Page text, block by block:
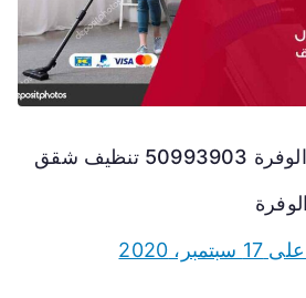
تنظيف منازل مزارع الوفرة 50993903 تنظيف شقق
17 سبتمبر، 2020